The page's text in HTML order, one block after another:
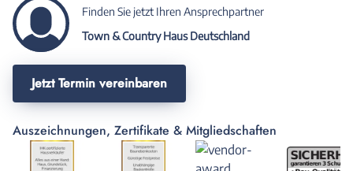
Finden Sie jetzt Ihren Ansprechpartner
Town & Country Haus Deutschland
Jetzt Termin vereinbaren
Auszeichnungen, Zertifikate & Mitgliedschaften